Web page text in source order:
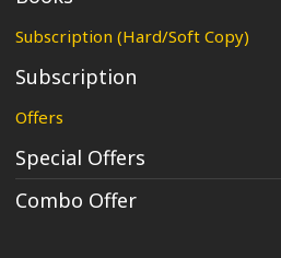
Subscription (Hard/Soft Copy)
Subscription
Offers
Special Offers
Combo Offer